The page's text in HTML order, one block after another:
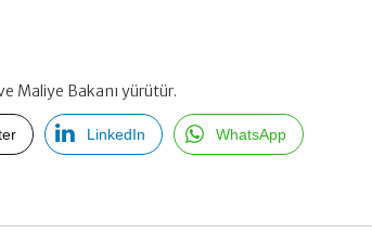
Maliye Bakanı yürütür.
LinkedIn WhatsApp